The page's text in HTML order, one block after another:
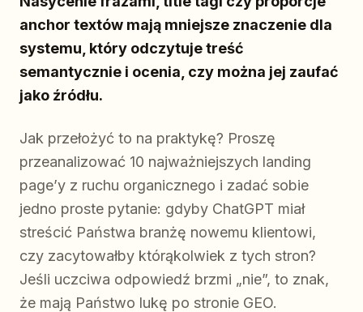
anchor textów mają mniejsze znaczenie dla
systemu, który odczytuje treść
semantycznie i ocenia, czy można jej zaufać
jako źródłu.
Jak przełożyć to na praktykę? Proszę
przeanalizować 10 najważniejszych landing
page’y z ruchu organicznego i zadać sobie
jedno proste pytanie: gdyby ChatGPT miał
streścić Państwa branżę nowemu klientowi,
czy zacytowałby którąkolwiek z tych stron?
Jeśli uczciwa odpowiedź brzmi „nie”, to znak,
że mają Państwo lukę po stronie GEO.